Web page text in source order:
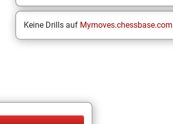
Keine Drills auf Mymoves.chessbase.com